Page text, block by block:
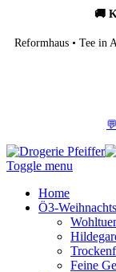
🚚
Reformhaus • Tee in
Toggle menu
Home
Ö3-
Feine